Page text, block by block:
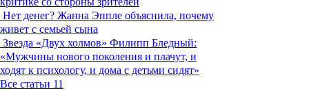
Нет денег? Жанна Эппле объяснила, почему
живет с семьей сына
Звезда «Двух холмов» Филипп Бледный:
«Мужчины нового поколения и плачут, и
ходят к психологу, и дома с детьми сидят»
Все статьи 11